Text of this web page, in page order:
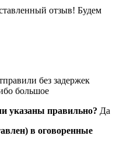
отзыв! Будем
без задержек
большое
указаны правильно? Да
в оговоренные